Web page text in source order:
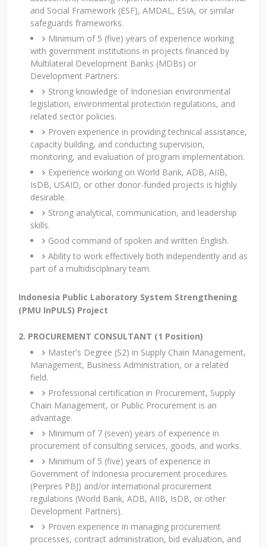
and Social Framework (ESF), AMDAL, ESIA, or similar
safeguards frameworks.
Minimum of 5 (five) years of experience working
with government institutions in projects financed by
Multilateral Development Banks (MDBs) or
Development Partners.
Strong knowledge of Indonesian environmental
legislation, environmental protection regulations, and
related sector policies.
Proven experience in providing technical assistance,
capacity building, and conducting supervision,
monitoring, and evaluation of program implementation.
Experience working on World Bank, ADB, AIIB,
IsDB, USAID, or other donor-funded projects is highly
desirable.
Strong analytical, communication, and leadership
skills.
Good command of spoken and written English.
Ability to work effectively both independently and as
part of a multidisciplinary team.
Indonesia Public Laboratory System Strengthening
(PMU InPULS) Project
2. PROCUREMENT CONSULTANT (1 Position)
Master's Degree (S2) in Supply Chain Management,
Management, Business Administration, or a related
field.
Professional certification in Procurement, Supply
Chain Management, or Public Procurement is an
advantage.
Minimum of 7 (seven) years of experience in
procurement of consulting services, goods, and works.
Minimum of 5 (five) years of experience in
Government of Indonesia procurement procedures
(Perpres PBJ) and/or international procurement
regulations (World Bank, ADB, AIIB, IsDB, or other
Development Partners).
Proven experience in managing procurement
processes, contract administration, bid evaluation, and